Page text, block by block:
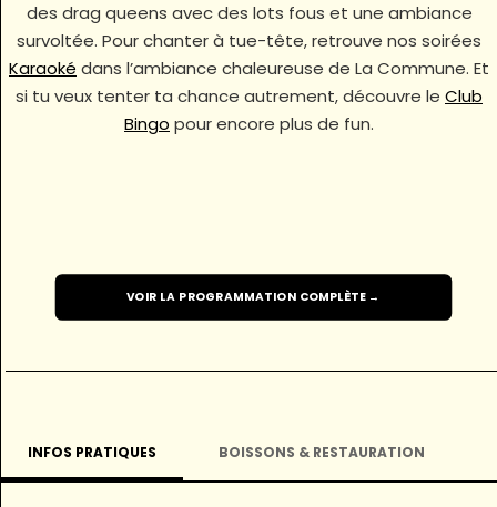
des drag queens avec des lots fous et une ambiance
survoltée. Pour chanter à tue-tête, retrouve nos soirées
Karaoké dans l’ambiance chaleureuse de La Commune. Et
si tu veux tenter ta chance autrement, découvre le Club
Bingo pour encore plus de fun.
VOIR LA PROGRAMMATION COMPLÈTE →
INFOS PRATIQUES BOISSONS & RESTAURATION